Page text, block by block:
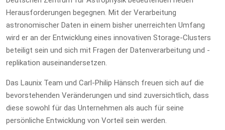
Herausforderungen begegnen. Mit der Verarbeitung
astronomischer Daten in einem bisher unerreichten Umfang
wird er an der Entwicklung eines innovativen Storage-Clusters
beteiligt sein und sich mit Fragen der Datenverarbeitung und -
replikation auseinandersetzen.
Das Launix Team und Carl-Philip Hänsch freuen sich auf die
bevorstehenden Veränderungen und sind zuversichtlich, dass
diese sowohl für das Unternehmen als auch für seine
persönliche Entwicklung von Vorteil sein werden.